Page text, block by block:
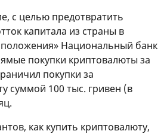
с целью предотвратить
капитала из страны в
положения» Национальный банк
покупки криптовалюты за
покупки за
суммой 100 тыс. гривен (в
как купить криптовалюту,